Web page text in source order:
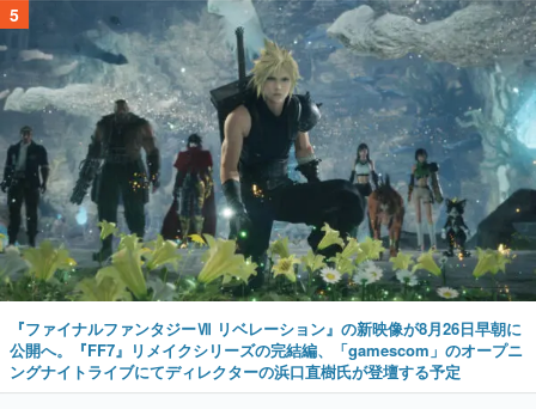
5
『ファイナルファンタジーⅦ リベレーション』の新映像が8月26日早朝に
公開へ。『FF7』リメイクシリーズの完結編、「gamescom」のオープニ
ングナイトライブにてディレクターの浜口直樹氏が登壇する予定